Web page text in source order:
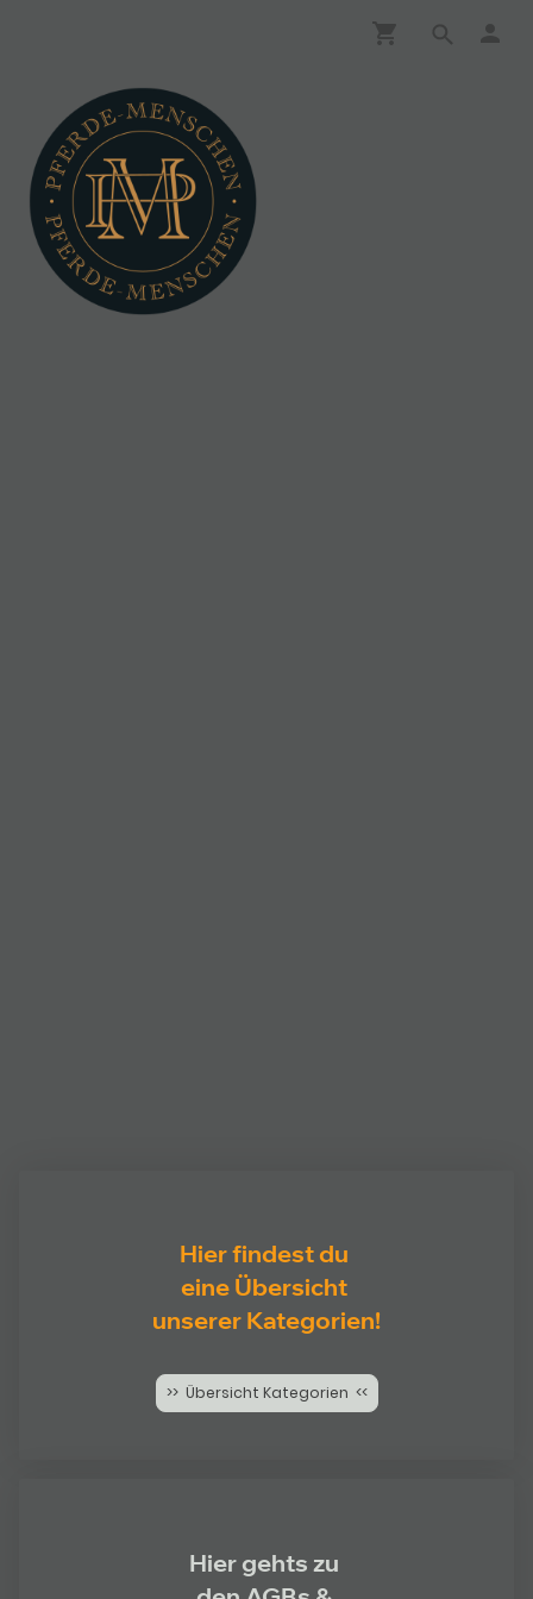
Hier findest du
eine Übersicht
unserer Kategorien!
>> Übersicht Kategorien <<
Hier gehts zu